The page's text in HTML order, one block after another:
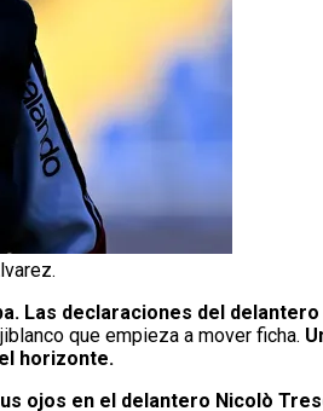
Las declaraciones del delantero
que empieza a mover ficha.
horizonte.
ojos en el delantero Nicolò